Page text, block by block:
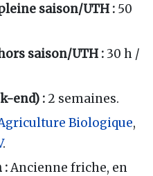
saison/UTH : 50
saison/UTH : 30 h /
end) : 2 semaines.
Biologique,
.
:Ancienne friche, en